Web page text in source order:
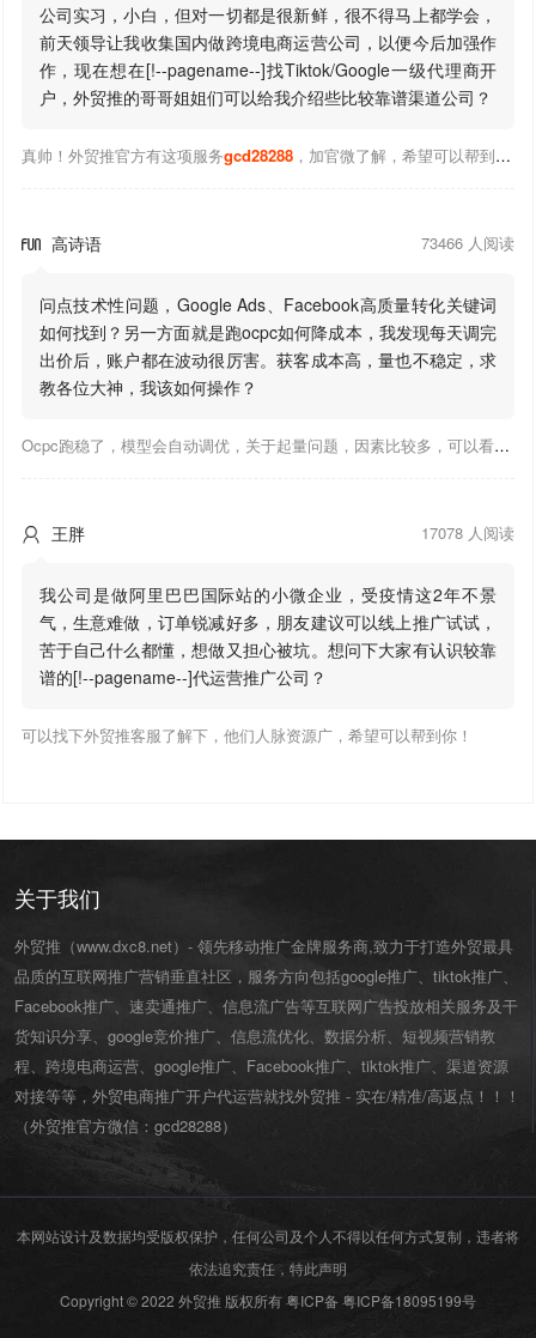
公司实习，小白，但对一切都是很新鲜，很不得马上都学会，
前天领导让我收集国内做跨境电商运营公司，以便今后加强作
作，现在想在[!--pagename--]找Tiktok/Google一级代理商开
户，外贸推的哥哥姐姐们可以给我介绍些比较靠谱渠道公司？
真帅！外贸推官方有这项服务gcd28288，加官微了解，希望可以帮到你！
 高诗语 73466 人阅读
问点技术性问题，Google Ads、Facebook高质量转化关键词
如何找到？另一方面就是跑ocpc如何降成本，我发现每天调完
出价后，账户都在波动很厉害。获客成本高，量也不稳定，求
教各位大神，我该如何操作？
Ocpc跑稳了，模型会自动调优，关于起量问题，因素比较多，可以看下靠谱推大神出的干货文章，都是经验总结，应该可以找到对应解决。
 王胖 17078 人阅读
我公司是做阿里巴巴国际站的小微企业，受疫情这2年不景
气，生意难做，订单锐减好多，朋友建议可以线上推广试试，
苦于自己什么都懂，想做又担心被坑。想问下大家有认识较靠
谱的[!--pagename--]代运营推广公司？
可以找下外贸推客服了解下，他们人脉资源广，希望可以帮到你！
关于我们
外贸推（www.dxc8.net）- 领先移动推广金牌服务商,致力于打造外贸最具
品质的互联网推广营销垂直社区，服务方向包括google推广、tiktok推广、
Facebook推广、速卖通推广、信息流广告等互联网广告投放相关服务及干
货知识分享、google竞价推广、信息流优化、数据分析、短视频营销教
程、跨境电商运营、 google推广、 Facebook推广、 tiktok推广、渠道资源
对接等等，外贸电商推广开户代运营就找外贸推 - 实在/精准/高返点！！！
（外贸推官方微信： gcd28288）
本网站设计及数据均受版权保护，任何公司及个人不得以任何方式复制，违者将
依法追究责任，特此声明
Copyright © 2022 外贸推 版权所有 粤ICP备 粤ICP备18095199号